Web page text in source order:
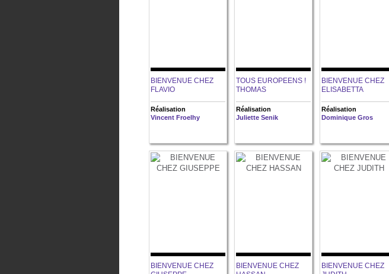
BIENVENUE CHEZ
FLAVIO
Réalisation
Vincent Froelhy
TOUS EUROPEENS !
THOMAS
Réalisation
Juliette Senik
BIENVENUE CHEZ
ELISABETTA
Réalisation
Dominique Gros
BIENVENUE CHEZ
BIENVENUE CHEZ
BIENVENUE CHEZ